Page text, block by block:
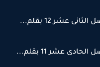
عشر 12 بقلم...
عشر 11 بقلم...